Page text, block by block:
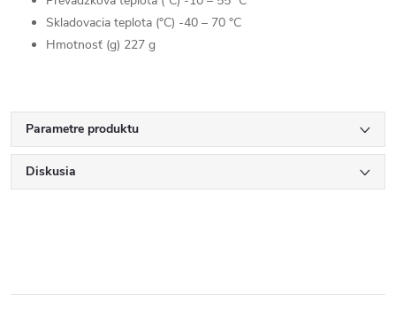
Skladovacia teplota (°C) -40 – 70 °C
Hmotnosť (g) 227 g
Parametre produktu
Diskusia